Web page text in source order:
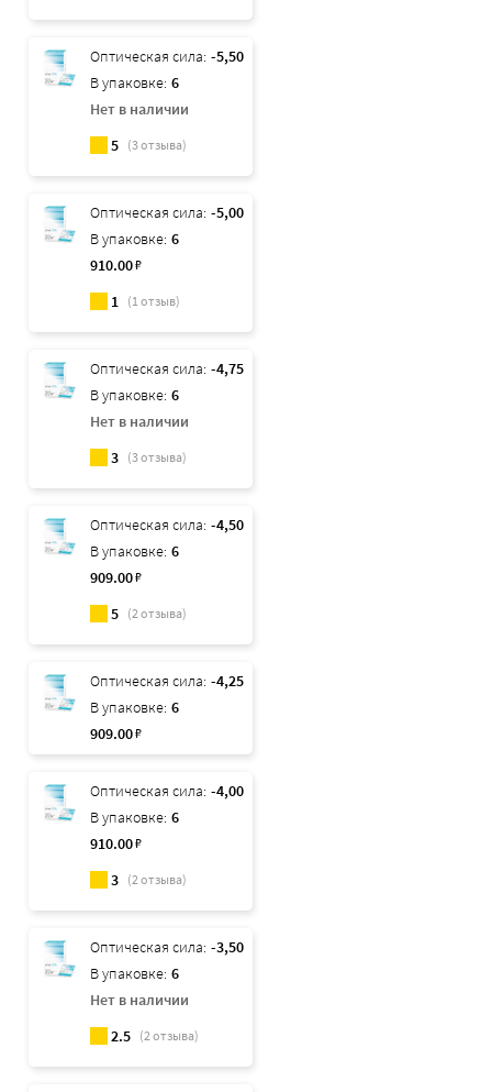
Оптическая сила: -5,50
В упаковке: 6
Нет в наличии
5 (3отзыва)
Оптическая сила: -5,00
В упаковке: 6
910.00₽
1 (1отзыв)
Оптическая сила: -4,75
В упаковке: 6
Нет в наличии
3 (3отзыва)
Оптическая сила: -4,50
В упаковке: 6
909.00₽
5 (2отзыва)
Оптическая сила: -4,25
В упаковке: 6
909.00₽
Оптическая сила: -4,00
В упаковке: 6
910.00₽
3 (2отзыва)
Оптическая сила: -3,50
В упаковке: 6
Нет в наличии
2.5 (2отзыва)